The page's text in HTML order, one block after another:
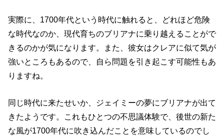
実際に、1700年代という時代に触れると、どれほど危険
な時代なのか、現代育ちのブリアナに乗り越えることがで
きるのかが気になります。また、彼女はクレアに似て気が
強いところもあるので、自ら問題を引き起こす可能性もあ
りますね。
同じ時代に来たせいか、ジェイミーの夢にブリアナが出て
きたようです。これもひとつの不思議体験で、後世の新た
な風が1700年代に吹き込んだことを意味しているのでし